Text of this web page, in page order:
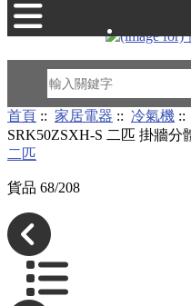
首頁 :: 家居電器 :: 冷氣機 ::
SRK50ZSXH-S 二匹 掛牆分
二匹
貨品 68/208